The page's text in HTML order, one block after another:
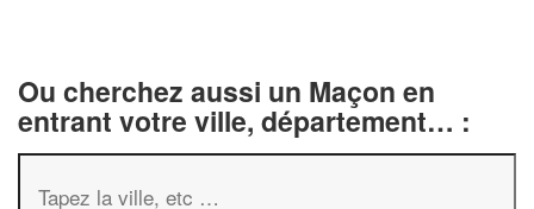
Ou cherchez aussi un Maçon en
entrant votre ville, département… :